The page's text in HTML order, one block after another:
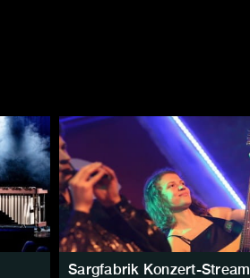
Sargfabrik Konzert-Stream